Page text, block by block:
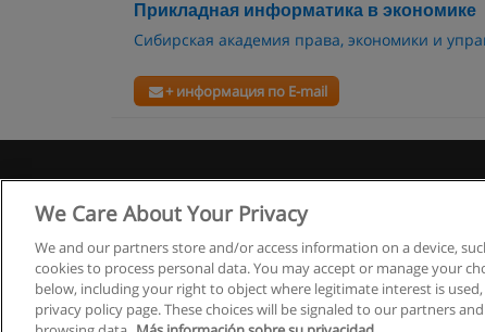
Прикладная информатика в экономике
Сибирская академия права, экономики и
+ информация по E-mail
We Care About Your Privacy
We and our partners store and/or access information on a device,
cookies to process personal data. You may accept or manage your
below, including your right to object where legitimate interest is
privacy policy page. These choices will be signaled to our partners